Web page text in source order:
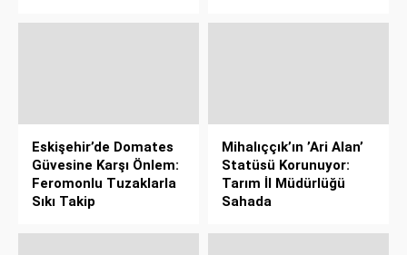
Eskişehir’de Domates
Güvesine Karşı Önlem:
Feromonlu Tuzaklarla
Sıkı Takip
Mihalıççık’ın ’Ari Alan’
Statüsü Korunuyor:
Tarım İl Müdürlüğü
Sahada